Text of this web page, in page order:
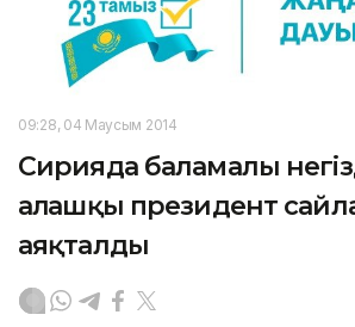
09:28, 04 Маусым 2014
Сирияда баламалы
алғашқы президент
аяқталды